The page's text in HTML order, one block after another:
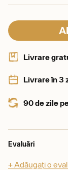
Livrare
Livrare în 3
90 de zile
Evaluări
+ Adăugați o